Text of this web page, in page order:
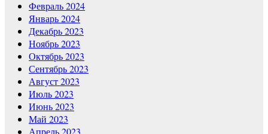
Февраль 2024
Январь 2024
Декабрь 2023
Ноябрь 2023
Октябрь 2023
Сентябрь 2023
Август 2023
Июль 2023
Июнь 2023
Май 2023
Апрель 2023